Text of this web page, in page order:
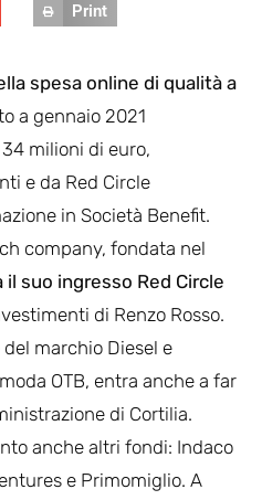
Print
spesa online di qualità a
a gennaio 2021
milioni di euro,
e da Red Circle
in Società Benefit.
company, fondata nel
il suo ingresso Red Circle
di Renzo Rosso.
marchio Diesel e
OTB, entra anche a far
di Cortilia.
anche altri fondi: Indaco
e Primomiglio. A